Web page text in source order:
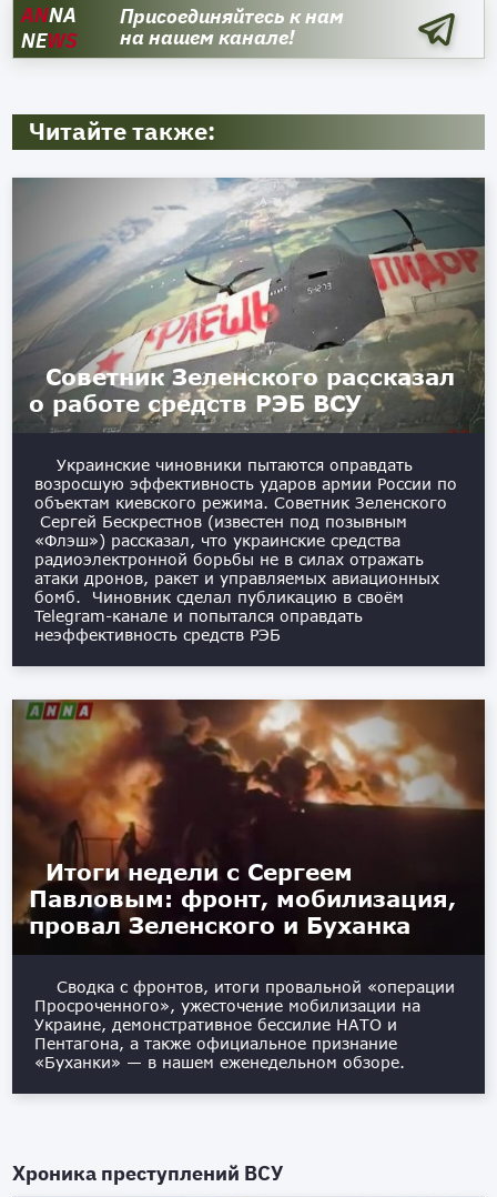
ANNA
NEWS
Присоединяйтесь к нам
на нашем канале!
Читайте также:
Советник Зеленского рассказал
о работе средств РЭБ ВСУ
Украинские чиновники пытаются оправдать
возросшую эффективность ударов армии России по
объектам киевского режима. Советник Зеленского
Сергей Бескрестнов (известен под позывным
«Флэш») рассказал, что украинские средства
радиоэлектронной борьбы не в силах отражать
атаки дронов, ракет и управляемых авиационных
бомб. Чиновник сделал публикацию в своём
Telegram-канале и попытался оправдать
неэффективность средств РЭБ
Итоги недели с Сергеем
Павловым: фронт, мобилизация,
провал Зеленского и Буханка
Сводка с фронтов, итоги провальной «операции
Просроченного», ужесточение мобилизации на
Украине, демонстративное бессилие НАТО и
Пентагона, а также официальное признание
«Буханки» — в нашем еженедельном обзоре.
Хроника преступлений ВСУ